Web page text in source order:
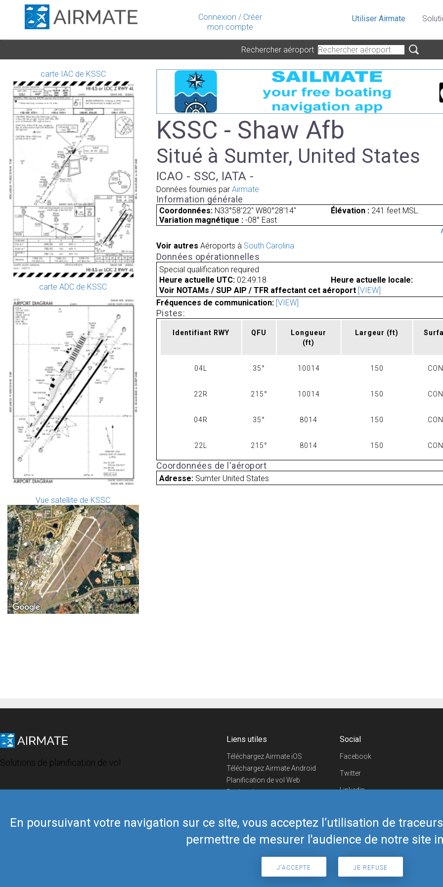
Connexion / Créer
mon compte
En poursuivant votre navigation sur ce site, vous acceptez l’utilisation de
permettre de mesurer l'audience de notre site
J'ACCEPTE JE REFUSE
Utiliser Airmate
Rechercher aéroport
carte IAC de KSSC
carte ADC de KSSC
Vue satellite de KSSC
KSSC - Shaw Afb
Situé à Sumter, United States
ICAO - SSC, IATA -
Données fournies par Airmate
Information générale
Coordonnées: N33°58'22" W80°28'14" Élévation :241 feet MSL.
Variation magnétique : -08° East
Voir autres Aéroports à South Carolina
Données opérationnelles
Special qualification required
Heure actuelle UTC: 02:49:18
Heure actuelle locale:
Voir NOTAMs / SUP AIP / TFR affectant cet aéroport [VIEW]
Fréquences de communication: [VIEW]
Pistes:
Identifiant RWY QFU
Longueur
(ft)
Largeur (ft)
04L 35° 10014 150
22R 215° 10014 150
04R 35° 8014 150
22L 215° 8014 150
Coordonnées de l'aéroport
Adresse: Sumter United States
Solutions de planification de vol
Liens utiles
Téléchargez Airmate iOS
Téléchargez Airmate Android
Planification de vol Web
Recherche
Boutique Airmate
Social
Facebook
Twitter
Linkedin
Telegram